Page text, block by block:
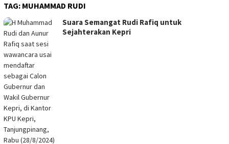
TAG: MUHAMMAD RUDI
Suara Semangat Rudi Rafiq untuk
Sejahterakan Kepri